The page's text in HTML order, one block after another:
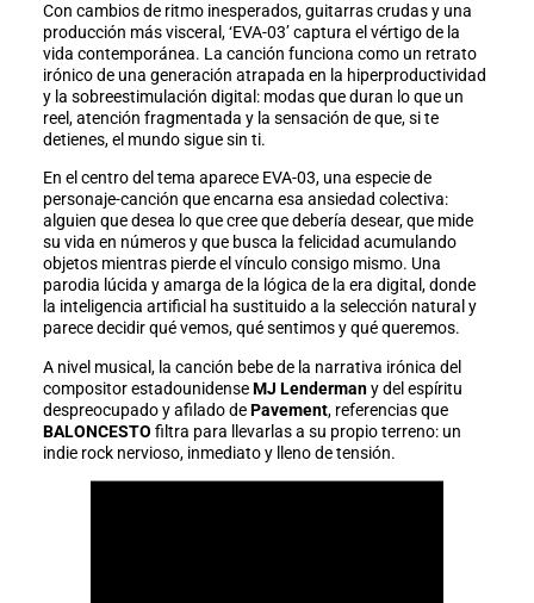
Con cambios de ritmo inesperados, guitarras crudas y una
producción más visceral, ‘EVA-03’ captura el vértigo de la
vida contemporánea. La canción funciona como un retrato
irónico de una generación atrapada en la hiperproductividad
y la sobreestimulación digital: modas que duran lo que un
reel, atención fragmentada y la sensación de que, si te
detienes, el mundo sigue sin ti.
En el centro del tema aparece EVA-03, una especie de
personaje-canción que encarna esa ansiedad colectiva:
alguien que desea lo que cree que debería desear, que mide
su vida en números y que busca la felicidad acumulando
objetos mientras pierde el vínculo consigo mismo. Una
parodia lúcida y amarga de la lógica de la era digital, donde
la inteligencia artificial ha sustituido a la selección natural y
parece decidir qué vemos, qué sentimos y qué queremos.
A nivel musical, la canción bebe de la narrativa irónica del
compositor estadounidenseMJ Lendermany del espíritu
despreocupado y afilado dePavement, referencias que
BALONCESTO filtra para llevarlas a su propio terreno: un
indie rock nervioso, inmediato y lleno de tensión.